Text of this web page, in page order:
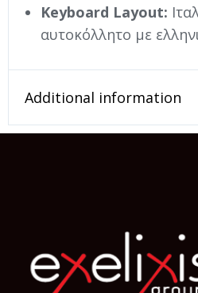
Keyboard Layout:
αυτοκόλλητο με
Additional information